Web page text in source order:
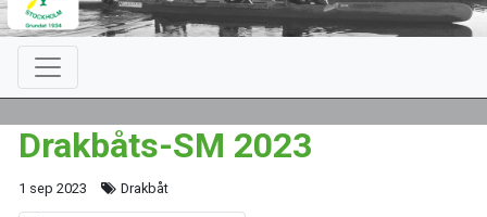
Drakbåts-SM 2023
1 sep 2023 Drakbåt